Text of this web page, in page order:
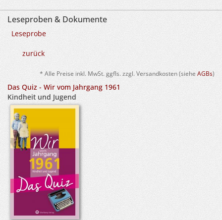
Leseproben & Dokumente
Leseprobe
zurück
* Alle Preise inkl. MwSt. ggfls. zzgl. Versandkosten (siehe AGBs)
Das Quiz - Wir vom Jahrgang 1961
Kindheit und Jugend